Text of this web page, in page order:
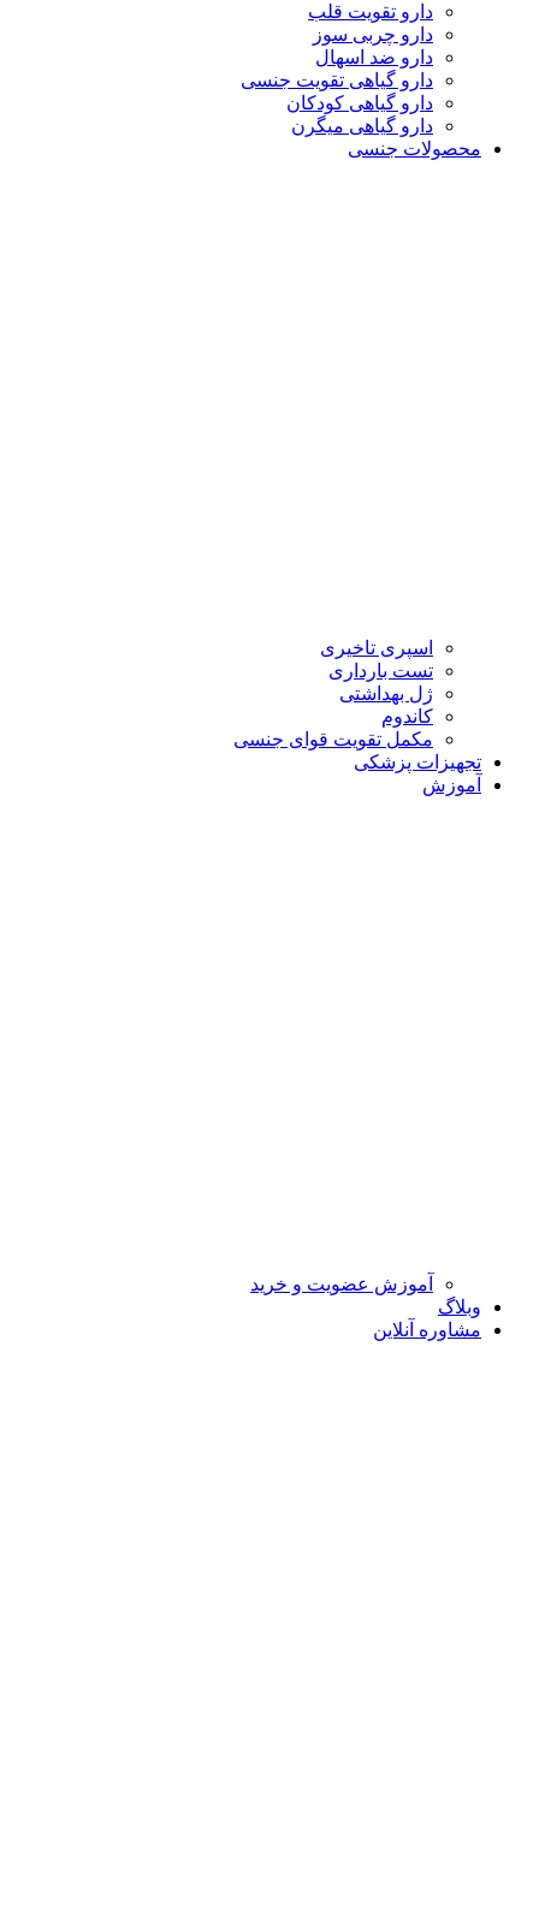
دارو تقویت قلب
دارو چربی سوز
دارو ضد اسهال
دارو گیاهی تقویت جنسی
دارو گیاهی کودکان
دارو گیاهی میگرن
محصولات جنسی
اسپری تاخیری
تست بارداری
ژل بهداشتی
کاندوم
مکمل تقویت قوای جنسی
تجهیزات پزشکی
آموزش
آموزش عضویت و خرید
وبلاگ
مشاوره آنلاین